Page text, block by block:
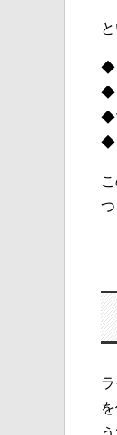
◆
◆
◆
◆